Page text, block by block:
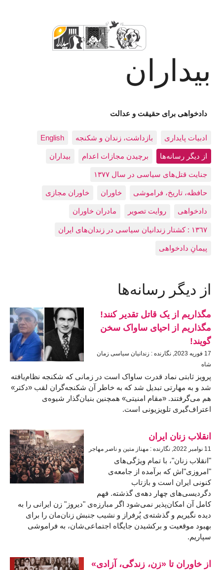
بیداران
دادخواهی برای حقیقت و عدالت
ادبيات پايداری بازداشت، زندان و شکنجه English
از دیگر رسانه‌ها برچیدن مجازات اعدام بيداران
جنایت قتل‌های سیاسی در سال ۱۳۷۷
حافظه، تاريخ، فراموشی خاوران خاوران مجازی
دادخواهی روایت تصویر مادران خاوران
١٣٦٧ : کشتار زندانيان سياسی در زندان‌های ایران
پیمانِ دادخواهی
از دیگر رسانه‌ها
مگذاریم از یک قاتل تقدیر ‌کنند!
مگذاریم از احیای ساواک سخن
‌گویند!
17 فوريه 2023, نگارنده : زندانیان سیاسی زمان
شاه
پرویز ثابتی نماد قدرت ساواک است در زمانی که شکنجه نظام‌یافته
شد و به مهارتی تبدیل شد که به خاطر آن شکنجه‌گران لقب «دکتر»
هم می‌گرفتند. «مقام امنیتی» همچنین بنیان‌گذار شیوه‌ی
اعتراف‌گیری تلویزیونی است.
انقلاب زنان ایران
11 نوامبر 2022, نگارنده : مهناز متین و ناصر مهاجر
"انقلاب زنان"، با تمام ویژگی‌های
"امروزی"‌اش که برآمده از جامعه‌ی
کنونی ایران است و بازتاب
دگردیسی‌های چهار دهه‌ی گذشته. فهم
کامل آن امکان‌پذیر نمی‌شود اگر مبارزه‌ی "دیروز" زن ایرانی را به
دیده نگیریم و گذشته‌ی پُرفراز و نشیب جنبش زنان‌مان را برای
بهبود موقعیت و برکشیدن جایگاه اجتماعی‌شان، به فراموشی
سپاریم.
از خاوران تا «زن، زندگی، آزادی»